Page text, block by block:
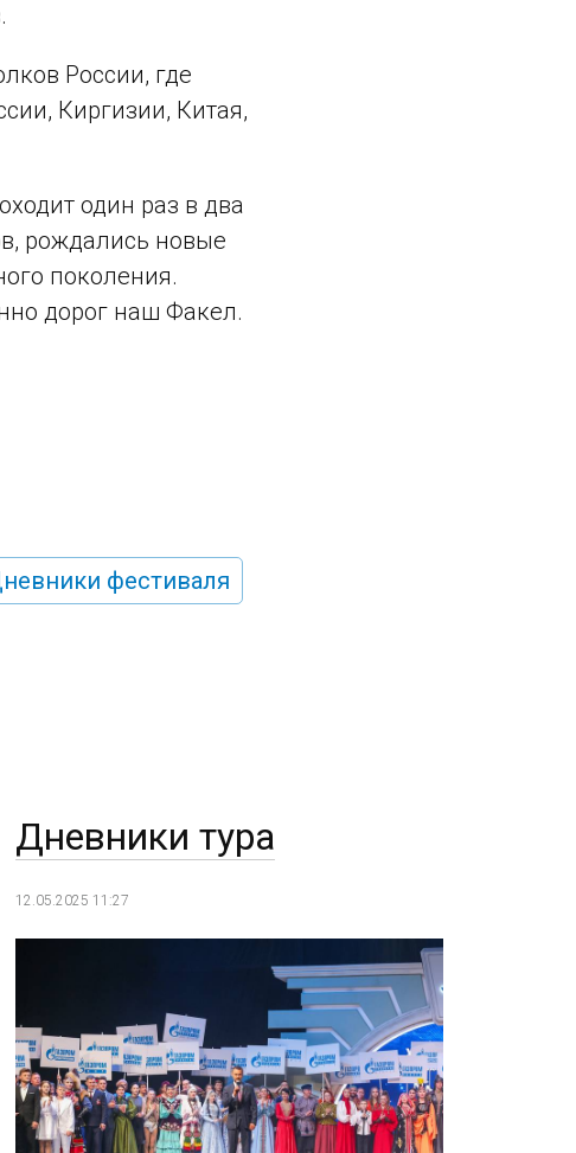
России, где
Киргизии, Китая,
один раз в два
рождались новые
поколения.
дорог наш Факел.
фестиваля
Дневники тура
12.05.2025 11:27